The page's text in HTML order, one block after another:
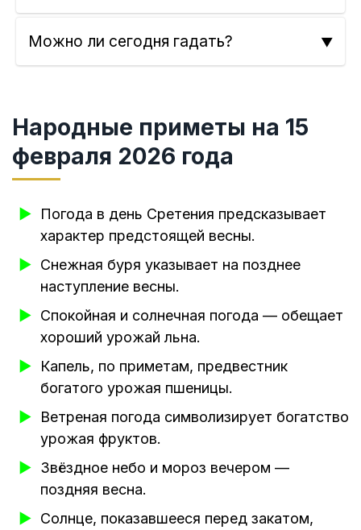
Можно ли сегодня гадать?
Народные приметы на 15
февраля 2026 года
Погода в день Сретения предсказывает
характер предстоящей весны.
Снежная буря указывает на позднее
наступление весны.
Спокойная и солнечная погода — обещает
хороший урожай льна.
Капель, по приметам, предвестник
богатого урожая пшеницы.
Ветреная погода символизирует богатство
урожая фруктов.
Звёздное небо и мороз вечером —
поздняя весна.
Солнце, показавшееся перед закатом,